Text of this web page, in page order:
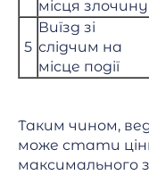
місця злочину
5
Виїзд зі
слідчим на
місце події
Таким чином,
може стати
максимального